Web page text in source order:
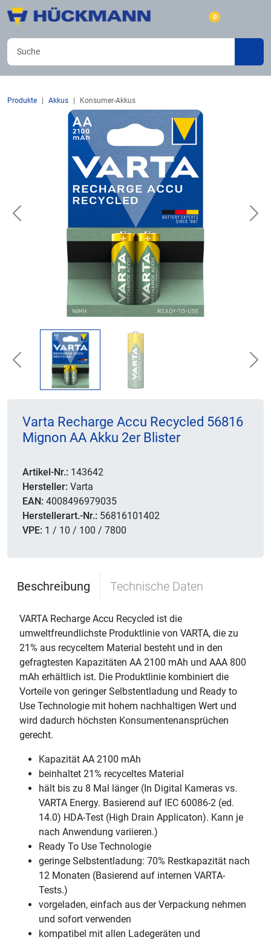
0
Produkte Akkus Konsumer-Akkus
Previous
Previous
Varta Recharge Accu Recycled 56816
Mignon AA Akku 2er Blister
Artikel-Nr.: 143642
Hersteller: Varta
EAN: 4008496979035
Herstellerart.-Nr.: 56816101402
VPE: 1 / 10 / 100 / 7800
Beschreibung Technische Daten
VARTA Recharge Accu Recycled ist die
umweltfreundlichste Produktlinie von VARTA, die zu
21% aus recyceltem Material besteht und in den
gefragtesten Kapazitäten AA 2100 mAh und AAA 800
mAh erhältlich ist. Die Produktlinie kombiniert die
Vorteile von geringer Selbstentladung und Ready to
Use Technologie mit hohem nachhaltigen Wert und
wird dadurch höchsten Konsumentenansprüchen
gerecht.
Kapazität AA 2100 mAh
beinhaltet 21% recyceltes Material
hält bis zu 8 Mal länger (In Digital Kameras vs.
VARTA Energy. Basierend auf IEC 60086-2 (ed.
14.0) HDA-Test (High Drain Applicaton). Kann je
nach Anwendung variieren.)
Ready To Use Technologie
geringe Selbstentladung: 70% Restkapazität nach
12 Monaten (Basierend auf internen VARTA-
Tests.)
vorgeladen, einfach aus der Verpackung nehmen
und sofort verwenden
kompatibel mit allen Ladegeräten und